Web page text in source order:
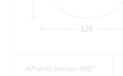
126
Infrarot-Sensor 360°